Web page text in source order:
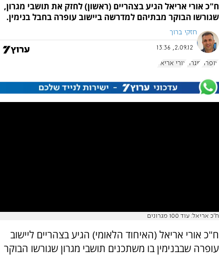
ח"כ אורי אריאל הגיע בצהריים (ראשון) לחזק את תושבי מגרון,
שגורשו הבוקר מבתיהם למדרשה ביישוב עופרה בחבל בנימין.
חזקי ברוך
2.09.12, 13:36
עופרה מגרון אורי אריאל
ח"כ אריאל: עוד 100 מגרונים
ח"כ אורי אריאל (האיחוד הלאומי) הגיע בצהריים ליישוב
עופרה שבבנימין בו משתכנים תושבי מגרון שגורשו הבוקר